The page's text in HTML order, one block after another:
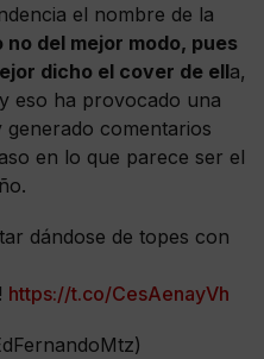
el nombre de la
no del mejor modo, pues
dicho el cover de ella,
eso ha provocado una
generado comentarios
en lo que parece ser el
dándose de topes con
https://t.co/CesAenayVh